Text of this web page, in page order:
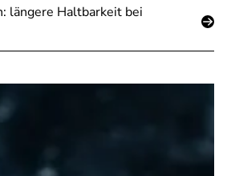
längere Haltbarkeit bei